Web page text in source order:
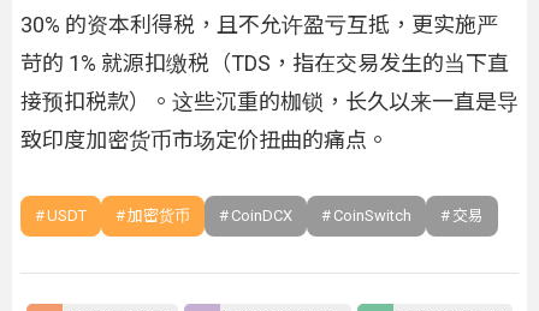
30% 的资本利得税，且不允许盈亏互抵，更实施严
苛的 1% 就源扣缴税（TDS，指在交易发生的当下直
接预扣税款）。这些沉重的枷锁，长久以来一直是导
致印度加密货币市场定价扭曲的痛点。
USDT 加密货币 CoinDCX CoinSwitch 交易